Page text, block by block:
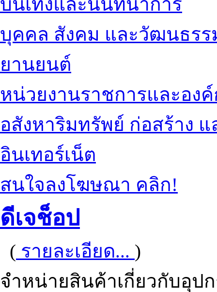
บุคคล สังคม และวัฒนธรร
ยานยนต์
หน่วยงานราชการและอง
อสังหาริมทรัพย์ ก่อสร้าง
อินเทอร์เน็ต
สนใจลงโฆษณา คลิก!
ดีเจช็อป
( รายละเอียด... )
จำหน่ายสินค้าเกี่ยวกับอุป